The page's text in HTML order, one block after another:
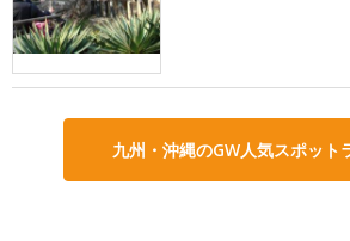
九州・沖縄のGW人気スポット